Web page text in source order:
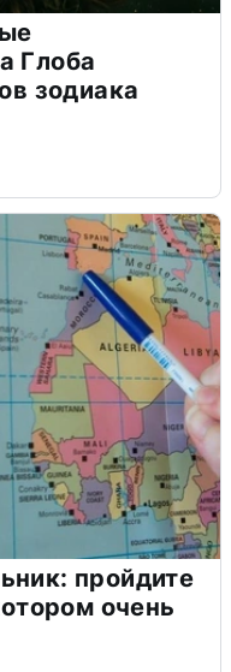
Глоба
зодиака
пройдите
очень